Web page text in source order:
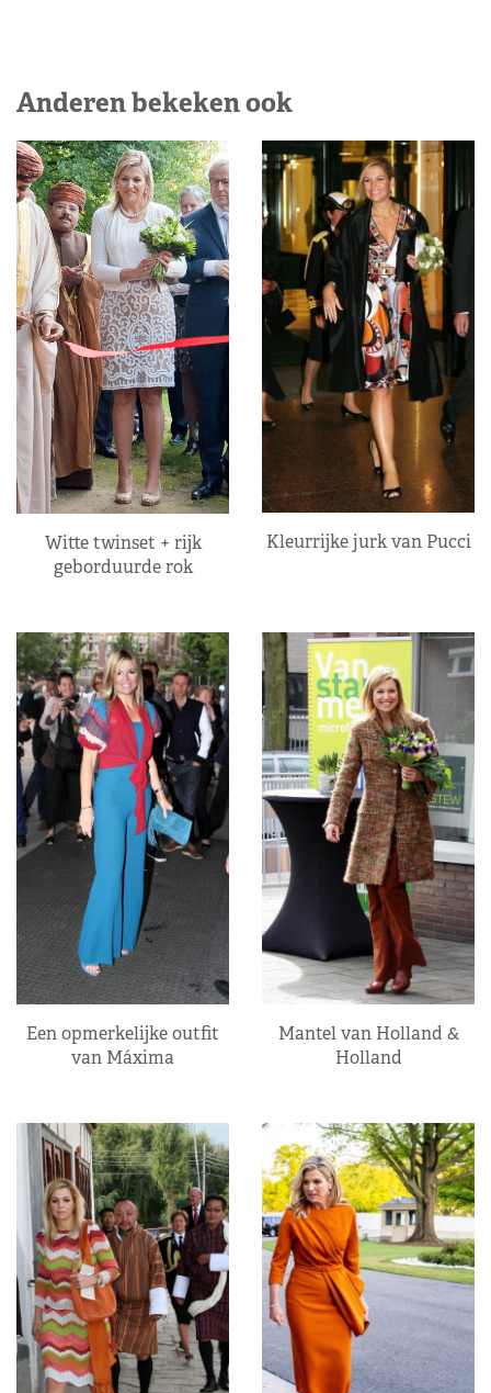
Anderen bekeken ook
Witte twinset + rijk
geborduurde rok
Kleurrijke jurk van Pucci
Een opmerkelijke outfit
van Máxima
Mantel van Holland &
Holland